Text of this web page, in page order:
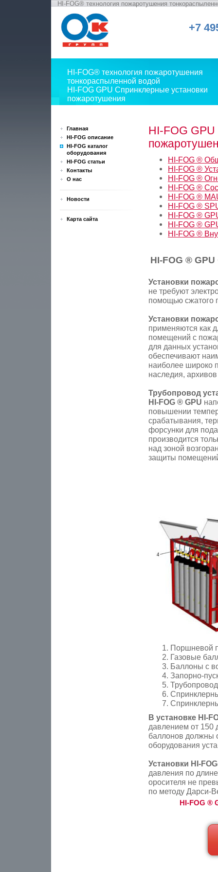
HI-FOG® технология пожаротушения
+7
HI-FOG® технология пожаротушения
тонкораспыленной водой
HI-FOG GPU Спринклерные установки
пожаротушения
Главная
HI-FOG описание
HI-FOG каталог
оборудования
HI-FOG статьи
Контакты
О нас
Новости
Карта сайта
HI-FOG
HI-FOG ®
HI-FOG ®
HI-FOG ®
HI-FOG ®
HI-FOG ®
HI-FOG ®
HI-FOG ®
HI-FOG ®
HI-FOG ®
HI-FOG ®
Установки
не требуют
помощью сжатого
Установки
применяются как
помещений с
для данных
обеспечивают
наиболее широко
наследия, архивов
Трубопровод
HI-FOG ® GPU
повышении
срабатывания,
форсунки для
производится
над зоной
защиты
Поршневой
Газовые
Баллоны с
Запорно-
В установке HI-
давлением от 150
баллонов должны
оборудования
Установки HI-
давления по
оросителя не
по методу Дарси-
HI-FOG ®